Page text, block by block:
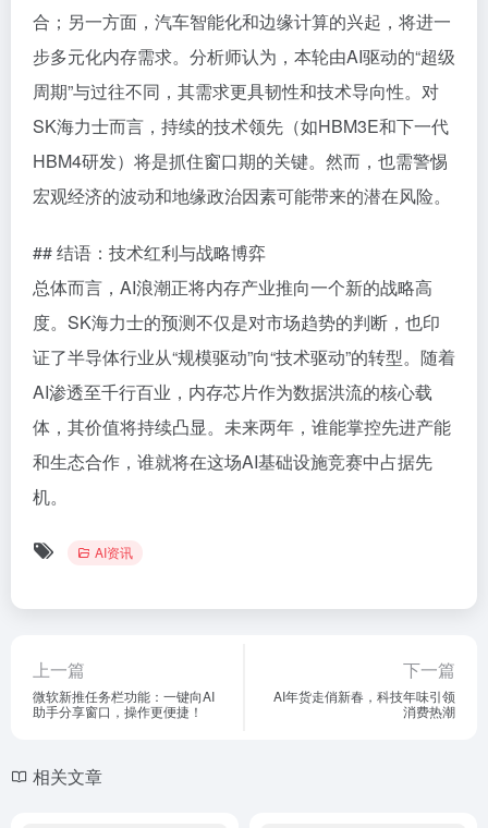
合；另一方面，汽车智能化和边缘计算的兴起，将进一
步多元化内存需求。分析师认为，本轮由AI驱动的“超级
周期”与过往不同，其需求更具韧性和技术导向性。对
SK海力士而言，持续的技术领先（如HBM3E和下一代
HBM4研发）将是抓住窗口期的关键。然而，也需警惕
宏观经济的波动和地缘政治因素可能带来的潜在风险。
## 结语：技术红利与战略博弈
总体而言，AI浪潮正将内存产业推向一个新的战略高
度。SK海力士的预测不仅是对市场趋势的判断，也印
证了半导体行业从“规模驱动”向“技术驱动”的转型。随着
AI渗透至千行百业，内存芯片作为数据洪流的核心载
体，其价值将持续凸显。未来两年，谁能掌控先进产能
和生态合作，谁就将在这场AI基础设施竞赛中占据先
机。
AI资讯
上一篇
微软新推任务栏功能：一键向AI
助手分享窗口，操作更便捷！
下一篇
AI年货走俏新春，科技年味引领
消费热潮
相关文章